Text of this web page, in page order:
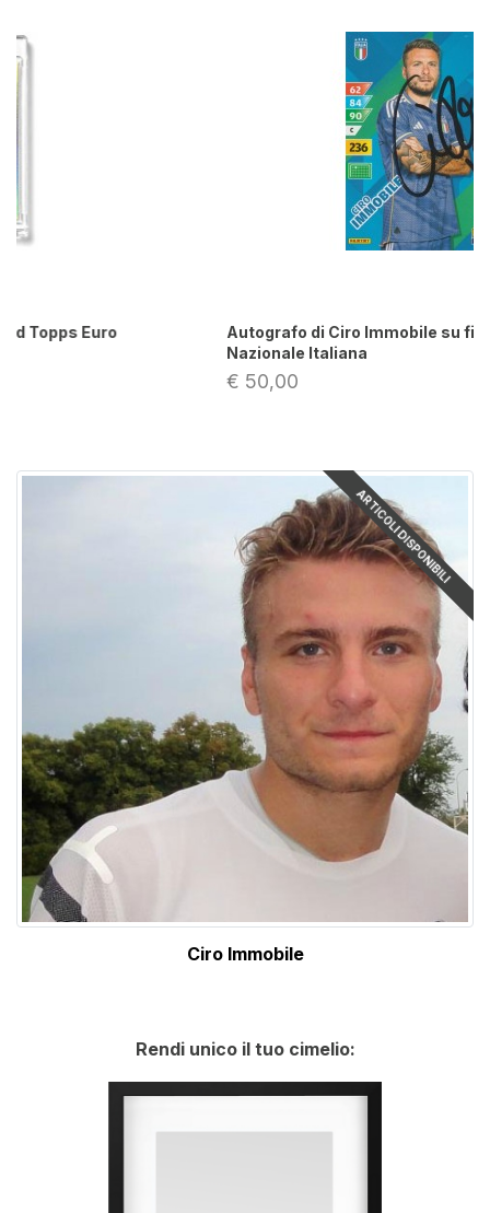
ARTICOLI DISPONIBILI
Ciro Immobile
Rendi unico il tuo cimelio:
Autografo di Ciro Immobile su figurina Panini